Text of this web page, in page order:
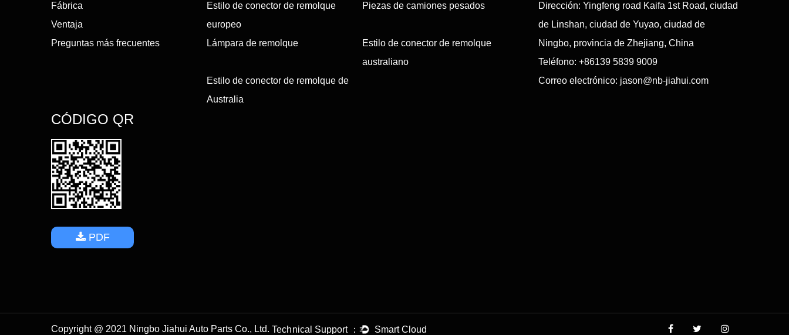
Fábrica
Ventaja
Preguntas más frecuentes
Estilo de conector de remolque
europeo
Piezas de camiones pesados
Lámpara de remolque
Estilo de conector de remolque
australiano
Estilo de conector de remolque de
Australia
Dirección: Yingfeng road Kaifa 1st Road, ciudad
de Linshan, ciudad de Yuyao, ciudad de
Ningbo, provincia de Zhejiang, China
Teléfono: +86139 5839 9009
Correo electrónico: jason@nb-jiahui.com
CÓDIGO QR
PDF
Copyright @ 2021 Ningbo Jiahui Auto Parts Co., Ltd.